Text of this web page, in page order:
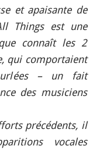
et apaisante de
Things est une
connaît les 2
qui comportaient
– un fait
des musiciens
précédents, il
vocales